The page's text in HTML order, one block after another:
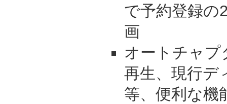
で予約登録の
画
オートチャプ
再生、現行デ
等、便利な機